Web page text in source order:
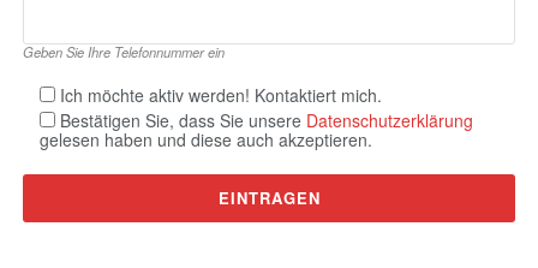
Geben Sie Ihre Telefonnummer ein
Ich möchte aktiv werden! Kontaktiert mich.
Bestätigen Sie, dass Sie unsere Datenschutzerklärung
gelesen haben und diese auch akzeptieren.